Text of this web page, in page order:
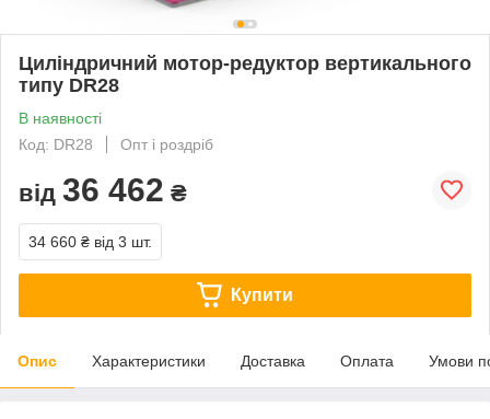
Циліндричний мотор-редуктор вертикального
типу DR28
В наявності
Код: DR28
Опт і роздріб
від 36 462 ₴
34 660 ₴ від 3 шт.
Купити
Опис Характеристики Доставка Оплата Умови